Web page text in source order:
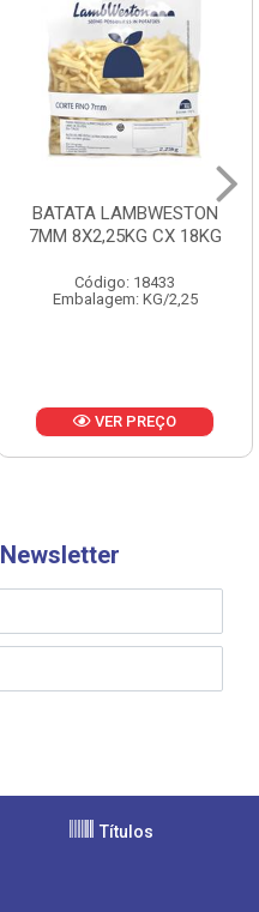
BATATA LAMBWESTON
7MM 8X2,25KG CX 18KG
Código: 18433
Embalagem: KG/2,25
VER PREÇO
Títulos